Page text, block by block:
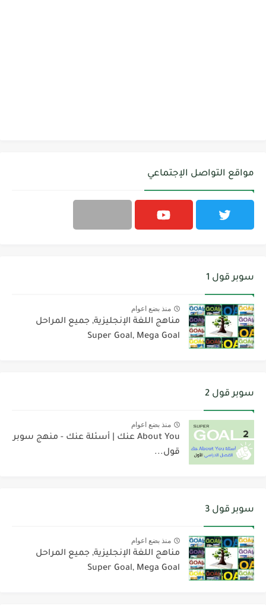
مواقع التواصل الإجتماعي
سوبر قول 1
منذ بضع اعوام
مناهج اللغة الإنجليزية, جميع المراحل
Super Goal, Mega Goal
سوبر قول 2
منذ بضع اعوام
About You عنك | أسئلة عنك - منهج سوبر
قول...
سوبر قول 3
منذ بضع اعوام
مناهج اللغة الإنجليزية, جميع المراحل
Super Goal, Mega Goal